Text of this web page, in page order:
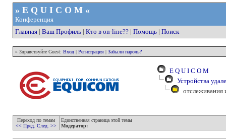
» E Q U I C O M «
Конференция
Главная| Ваш Профиль| Кто в on-line??| Помощь| Поиск
» Здравствуйте Guest: Вход| Регистрация| Забыли пароль?
E Q U I C O M
Устройства
отслеживания
Переход по темам
<< Пред. След. >>
Единственная страница этой темы
Модератор: